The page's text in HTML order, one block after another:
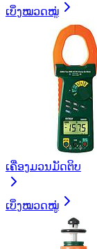
ເບິ່ງໝວດໝູ່
ເຄື່ອງມວນມັດຕິບ
ເບິ່ງໝວດໝູ່